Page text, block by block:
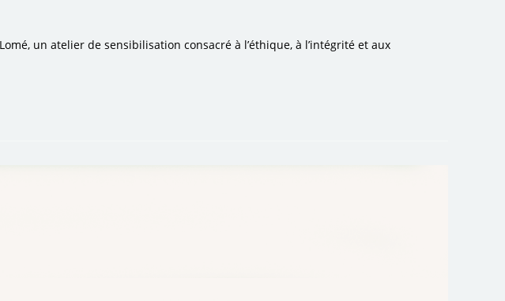
un atelier de sensibilisation consacré à l’éthique, à l’intégrité et aux